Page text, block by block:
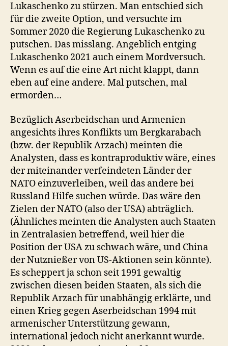
Lukaschenko zu stürzen. Man entschied sich
für die zweite Option, und versuchte im
Sommer 2020 die Regierung Lukaschenko zu
putschen. Das misslang. Angeblich entging
Lukaschenko 2021 auch einem Mordversuch.
Wenn es auf die eine Art nicht klappt, dann
eben auf eine andere. Mal putschen, mal
ermorden…
Bezüglich Aserbeidschan und Armenien
angesichts ihres Konflikts um Bergkarabach
(bzw. der Republik Arzach) meinten die
Analysten, dass es kontraproduktiv wäre, eines
der miteinander verfeindeten Länder der
NATO einzuverleiben, weil das andere bei
Russland Hilfe suchen würde. Das wäre den
Zielen der NATO (also der USA) abträglich.
(Ähnliches meinten die Analysten auch Staaten
in Zentralasien betreffend, weil hier die
Position der USA zu schwach wäre, und China
der Nutznießer von US-Aktionen sein könnte).
Es scheppert ja schon seit 1991 gewaltig
zwischen diesen beiden Staaten, als sich die
Republik Arzach für unabhängig erklärte, und
einen Krieg gegen Aserbeidschan 1994 mit
armenischer Unterstützung gewann,
international jedoch nicht anerkannt wurde.